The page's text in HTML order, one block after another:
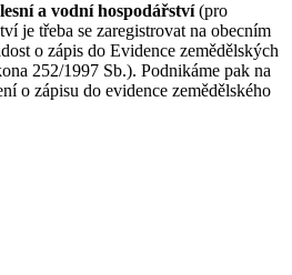
a vodní hospodářství(pro
je třeba se zaregistrovat na obecním
o zápis do Evidence zemědělských
252/1997 Sb.). Podnikáme pak na
o zápisu do evidence zemědělského